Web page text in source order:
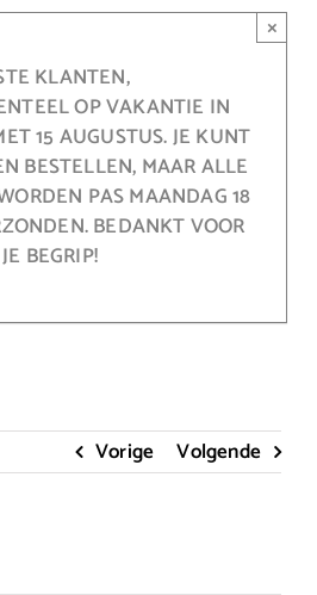
KLANTEN,
OP VAKANTIE IN
15 AUGUSTUS. JE KUNT
BESTELLEN, MAAR ALLE
PAS MAANDAG 18
BEDANKT VOOR
JE BEGRIP!
×
Vorige Volgende